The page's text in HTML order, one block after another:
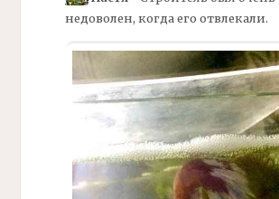
недоволен, когда его отвлекали.